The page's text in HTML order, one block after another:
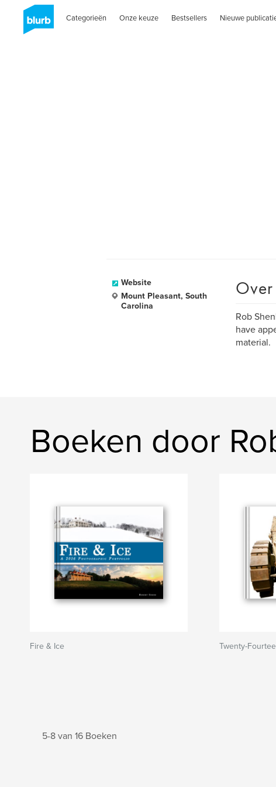
Categorieën Onze keuze Bestsellers Nieuwe
Website
Mount Pleasant, South
Carolina
Over
Rob
have
material.
Boeken door
Fire & Ice Twenty-
5-8 van 16 Boeken